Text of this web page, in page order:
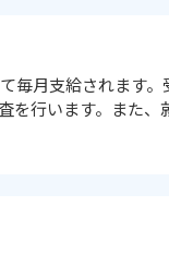
月支給されます。
を行います。また